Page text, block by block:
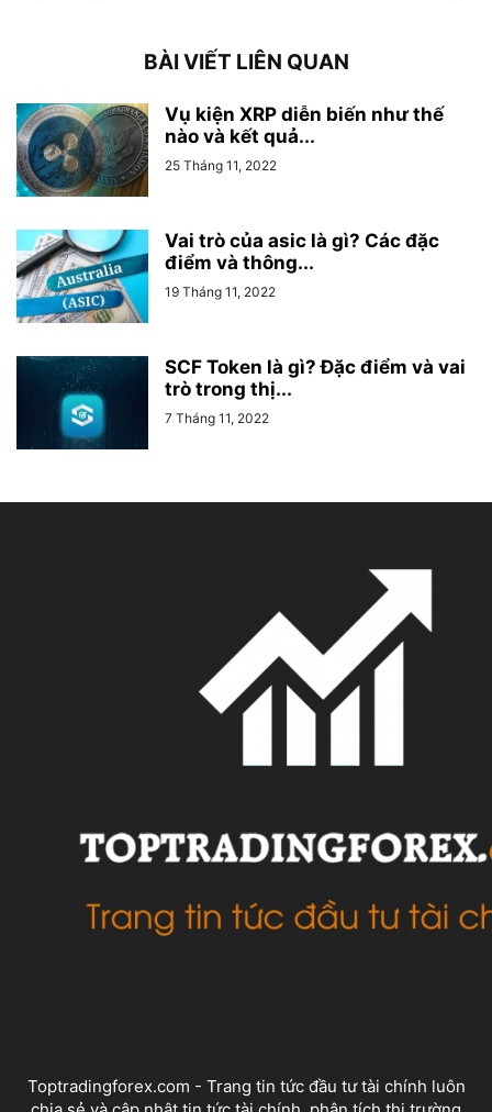
BÀI VIẾT LIÊN QUAN
Vụ kiện XRP diễn biến như thế
nào và kết quả...
25 Tháng 11, 2022
Vai trò của asic là gì? Các đặc
điểm và thông...
19 Tháng 11, 2022
SCF Token là gì? Đặc điểm và vai
trò trong thị...
7 Tháng 11, 2022
Toptradingforex.com - Trang tin tức đầu tư tài chính luôn